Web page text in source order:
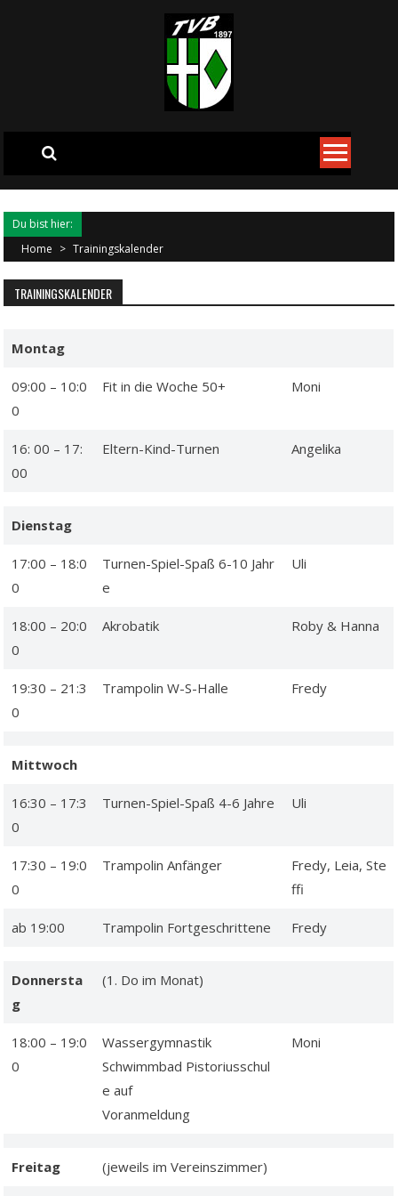
Du bist hier:
Home > Trainingskalender
TRAININGSKALENDER
Montag
09:00 – 10:0
0
Fit in die Woche 50+ Moni
16: 00 – 17:
00
Eltern-Kind-Turnen Angelika
Dienstag
17:00 – 18:0
0
Turnen-Spiel-Spaß 6-10 Jahr
e
Uli
18:00 – 20:0
0
Akrobatik Roby & Hanna
19:30 – 21:3
0
Trampolin W-S-Halle Fredy
Mittwoch
16:30 – 17:3
0
Turnen-Spiel-Spaß 4-6 Jahre Uli
17:30 – 19:0
0
Trampolin Anfänger
Fredy, Leia, Ste
ffi
ab 19:00 Trampolin Fortgeschrittene Fredy
Donnersta
g
(1. Do im Monat)
18:00 – 19:0
0
Wassergymnastik
Schwimmbad Pistoriusschul
e auf
Voranmeldung
Moni
Freitag (jeweils im Vereinszimmer)